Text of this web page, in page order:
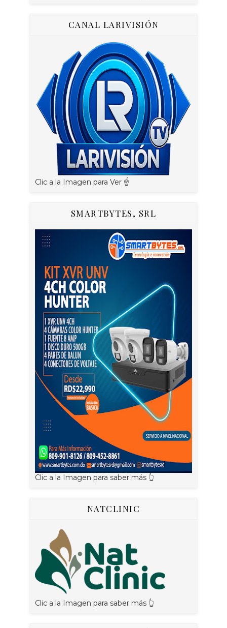
CANAL LARIVISIÓN
Clic a la Imagen para Ver ☝️
SMARTBYTES, SRL
Clic a la Imagen para saber más 👆
NATCLINIC
Clic a la Imagen para saber más 👆